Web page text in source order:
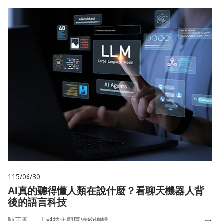
115/06/30
AI真的聽得懂人類在說什麼？看聊天機器人背
後的語言科技